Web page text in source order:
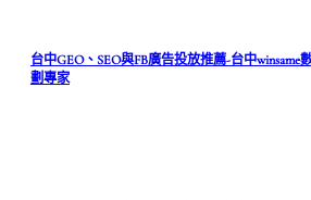
台中GEO、SEO與FB廣告投放推薦-台中winsame
劃專家